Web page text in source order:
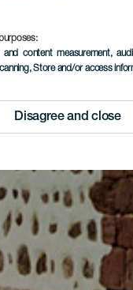
content measurement,
, Store and/or access
Disagree and close